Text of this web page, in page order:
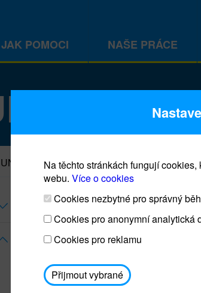
JAK POMOCI NAŠE PRÁCE
Prodej
Prodejna
osobním
dále
Na těchto stránkách fungují
webu. Více o cookies
Cookies nezbytné pro správný
Cookies pro anonymní analytická
Cookies pro reklamu
Přijmout vybrané